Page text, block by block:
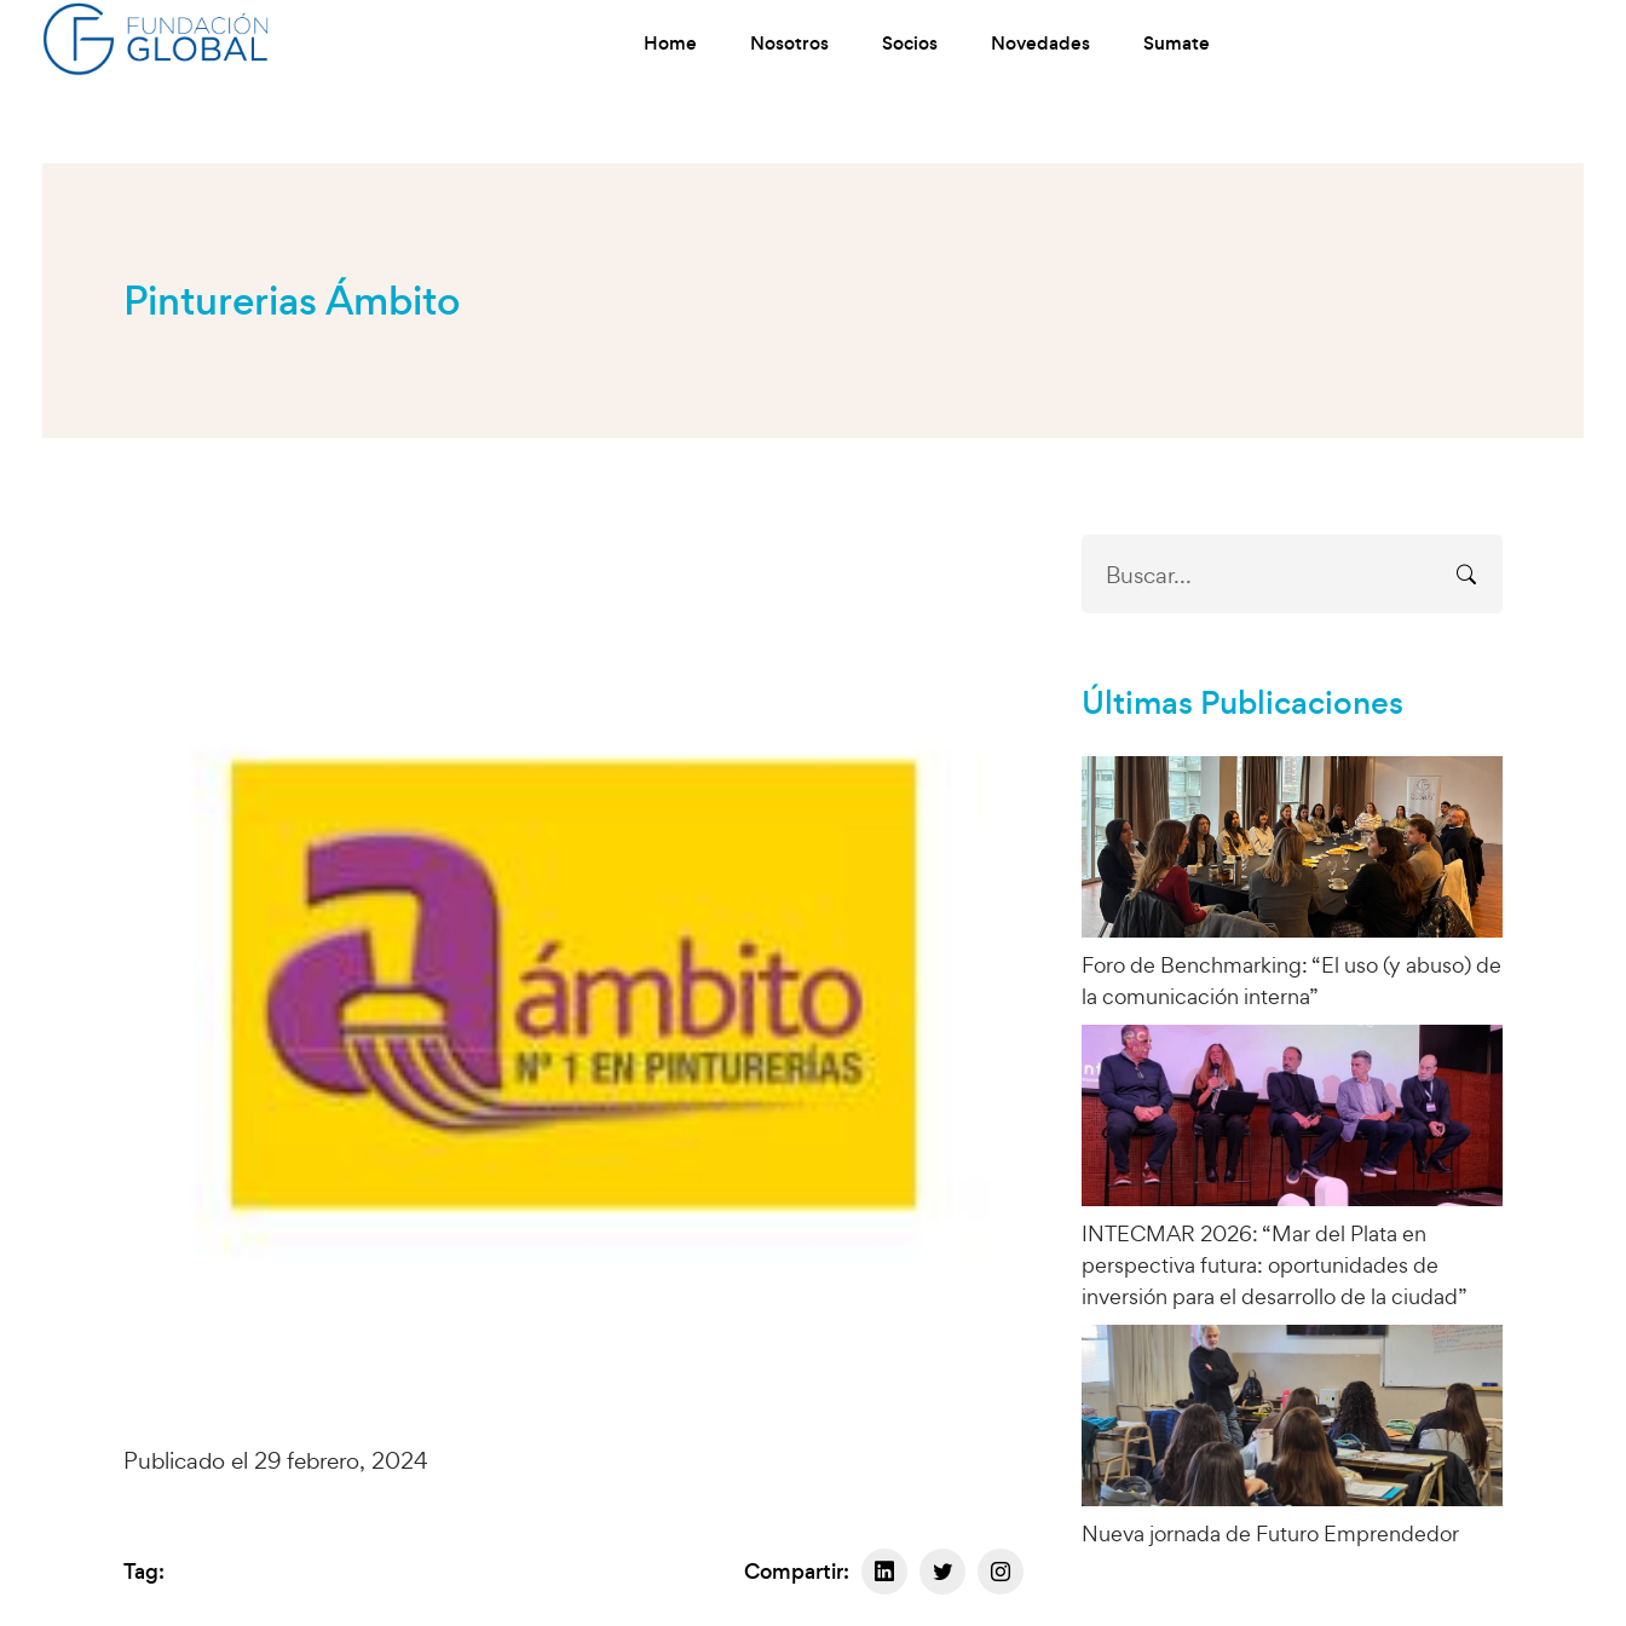
Home Nosotros Socios Novedades Sumate
Pinturerias Ámbito
Publicado el 29 febrero, 2024
Tag: Compartir:
Últimas Publicaciones
Foro de Benchmarking: “El uso (y abuso) de
la comunicación interna”
INTECMAR 2026: “Mar del Plata en
perspectiva futura: oportunidades de
inversión para el desarrollo de la ciudad”
Nueva jornada de Futuro Emprendedor